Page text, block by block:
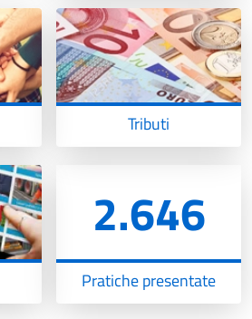
Tributi
2.646
Pratiche presentate